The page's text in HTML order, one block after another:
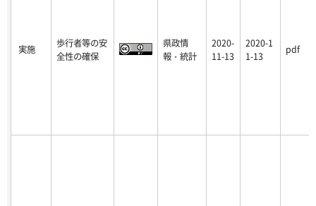
実施
歩行者等の安
全性の確保
県政情
報・統計
2020-
11-13
2020-1
1-13
pdf